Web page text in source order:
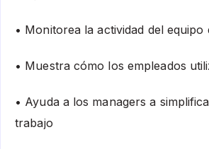
• Monitorea la actividad del equipo
• Muestra cómo los empleados
• Ayuda a los managers a
trabajo